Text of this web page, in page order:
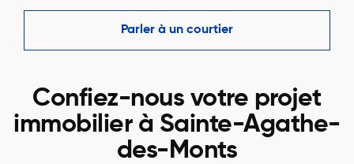
Parler à un courtier
Confiez-nous votre projet
immobilier à Sainte-Agathe-
des-Monts